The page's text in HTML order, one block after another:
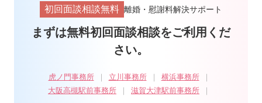
初回面談相談無料 離婚・慰謝料解決サポート
まずは無料初回面談相談をご利用くだ
さい。
虎ノ門事務所 立川事務所
横浜事務所
大阪高槻駅前事務所
滋賀大津駅前事務所